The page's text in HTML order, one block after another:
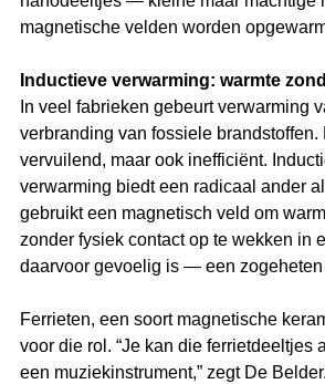
magnetische velden worden
Inductieve verwarming: warmte
In veel fabrieken gebeurt verwarming
verbranding van fossiele brandstoffen.
vervuilend, maar ook inefficiënt.
verwarming biedt een radicaal ander
gebruikt een magnetisch veld om
zonder fysiek contact op te wekken in
daarvoor gevoelig is — een zogeheten
Ferrieten, een soort magnetische
voor die rol. “Je kan die ferrietdeeltjes
een muziekinstrument,” zegt De